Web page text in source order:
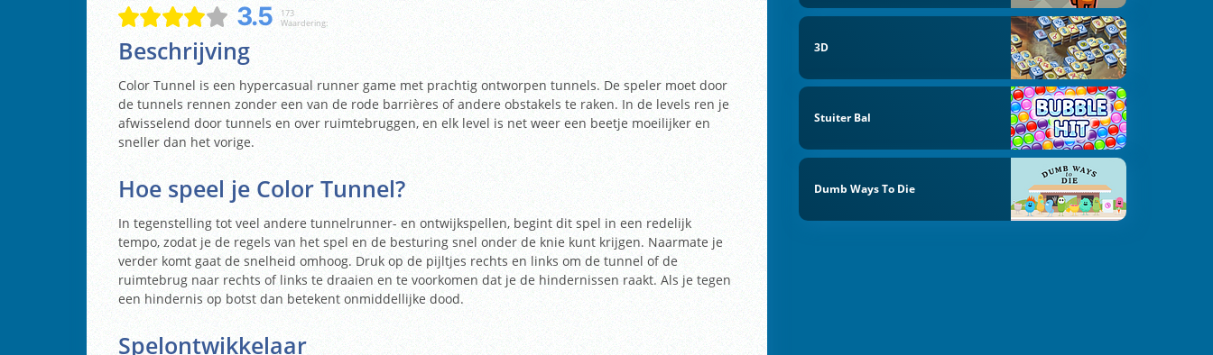
3.5
173
Waardering:
Beschrijving
Color Tunnel is een hypercasual runner game met prachtig ontworpen tunnels. De speler moet door
de tunnels rennen zonder een van de rode barrières of andere obstakels te raken. In de levels ren je
afwisselend door tunnels en over ruimtebruggen, en elk level is net weer een beetje moeilijker en
sneller dan het vorige.
Hoe speel je Color Tunnel?
In tegenstelling tot veel andere tunnelrunner- en ontwijkspellen, begint dit spel in een redelijk
tempo, zodat je de regels van het spel en de besturing snel onder de knie kunt krijgen. Naarmate je
verder komt gaat de snelheid omhoog. Druk op de pijltjes rechts en links om de tunnel of de
ruimtebrug naar rechts of links te draaien en te voorkomen dat je de hindernissen raakt. Als je tegen
een hindernis op botst dan betekent onmiddellijke dood.
Spelontwikkelaar
3D
Stuiter Bal
Dumb Ways To Die